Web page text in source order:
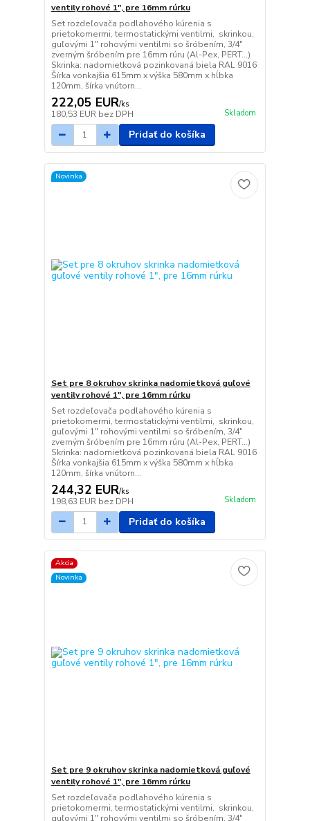
ventily rohové 1", pre 16mm rúrku
Set rozdeľovača podlahového kúrenia s
prietokomermi, termostatickými ventilmi, skrinkou,
guľovými 1" rohovými ventilmi so šróbením, 3/4"
zverným šróbením pre 16mm rúru (Al-Pex, PERT...)
Skrinka: nadomietková pozinkovaná biela RAL 9016
Šírka vonkajšia 615mm x výška 580mm x hĺbka
120mm, šírka vnútorn...
222,05 EUR/ks
180,53 EUR bez DPH Skladom
Pridať do košíka
Novinka
Set pre 8 okruhov skrinka nadomietková guľové
ventily rohové 1", pre 16mm rúrku
Set rozdeľovača podlahového kúrenia s
prietokomermi, termostatickými ventilmi, skrinkou,
guľovými 1" rohovými ventilmi so šróbením, 3/4"
zverným šróbením pre 16mm rúru (Al-Pex, PERT...)
Skrinka: nadomietková pozinkovaná biela RAL 9016
Šírka vonkajšia 615mm x výška 580mm x hĺbka
120mm, šírka vnútorn...
244,32 EUR/ks
198,63 EUR bez DPH Skladom
Pridať do košíka
Akcia
Novinka
Set pre 9 okruhov skrinka nadomietková guľové
ventily rohové 1", pre 16mm rúrku
Set rozdeľovača podlahového kúrenia s
prietokomermi, termostatickými ventilmi, skrinkou,
guľovými 1" rohovými ventilmi so šróbením, 3/4"